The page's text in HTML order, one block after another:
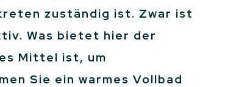
zuständig ist. Zwar ist
Was bietet hier der
Mittel ist, um
Sie ein warmes Vollbad